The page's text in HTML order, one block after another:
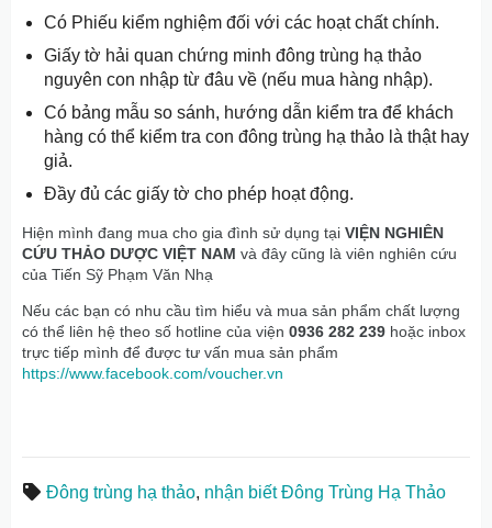
Có Phiếu kiểm nghiệm đối với các hoạt chất chính.
Giấy tờ hải quan chứng minh đông trùng hạ thảo
nguyên con nhập từ đâu về (nếu mua hàng nhập).
Có bảng mẫu so sánh, hướng dẫn kiểm tra để khách
hàng có thể kiểm tra con đông trùng hạ thảo là thật hay
giả.
Đầy đủ các giấy tờ cho phép hoạt động.
Hiện mình đang mua cho gia đình sử dụng tại VIỆN NGHIÊN
CỨU THẢO DƯỢC VIỆT NAM và đây cũng là viên nghiên cứu
của Tiến Sỹ Phạm Văn Nhạ
Nếu các bạn có nhu cầu tìm hiểu và mua sản phẩm chất lượng
có thể liên hệ theo số hotline của viện 0936 282 239 hoặc inbox
trực tiếp mình để được tư vấn mua sản phẩm
https://www.facebook.com/voucher.vn
Đông trùng hạ thảo, nhận biết Đông Trùng Hạ Thảo